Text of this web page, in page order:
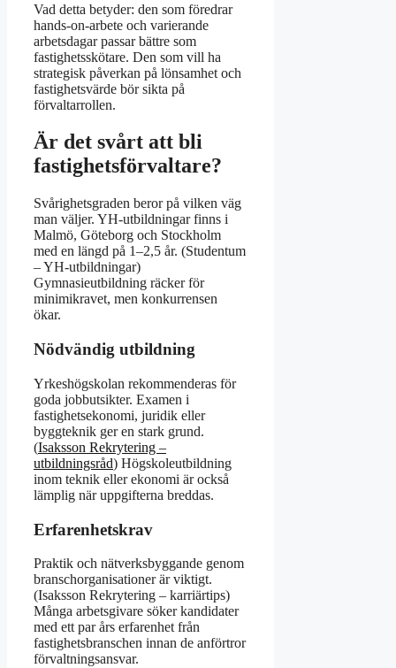
Vad detta betyder: den som föredrar
hands-on-arbete och varierande
arbetsdagar passar bättre som
fastighetsskötare. Den som vill ha
strategisk påverkan på lönsamhet och
fastighetsvärde bör sikta på
förvaltarrollen.
Är det svårt att bli
fastighetsförvaltare?
Svårighetsgraden beror på vilken väg
man väljer. YH-utbildningar finns i
Malmö, Göteborg och Stockholm
med en längd på 1–2,5 år. (Studentum
– YH-utbildningar)
Gymnasieutbildning räcker för
minimikravet, men konkurrensen
ökar.
Nödvändig utbildning
Yrkeshögskolan rekommenderas för
goda jobbutsikter. Examen i
fastighetsekonomi, juridik eller
byggteknik ger en stark grund.
(Isaksson Rekrytering –
utbildningsråd) Högskoleutbildning
inom teknik eller ekonomi är också
lämplig när uppgifterna breddas.
Erfarenhetskrav
Praktik och nätverksbyggande genom
branschorganisationer är viktigt.
(Isaksson Rekrytering – karriärtips)
Många arbetsgivare söker kandidater
med ett par års erfarenhet från
fastighetsbranschen innan de anförtror
förvaltningsansvar.